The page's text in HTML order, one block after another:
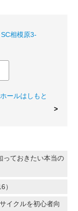
相模原3-
ールはしもと
ておきたい本当の
）
イクルを初心者向